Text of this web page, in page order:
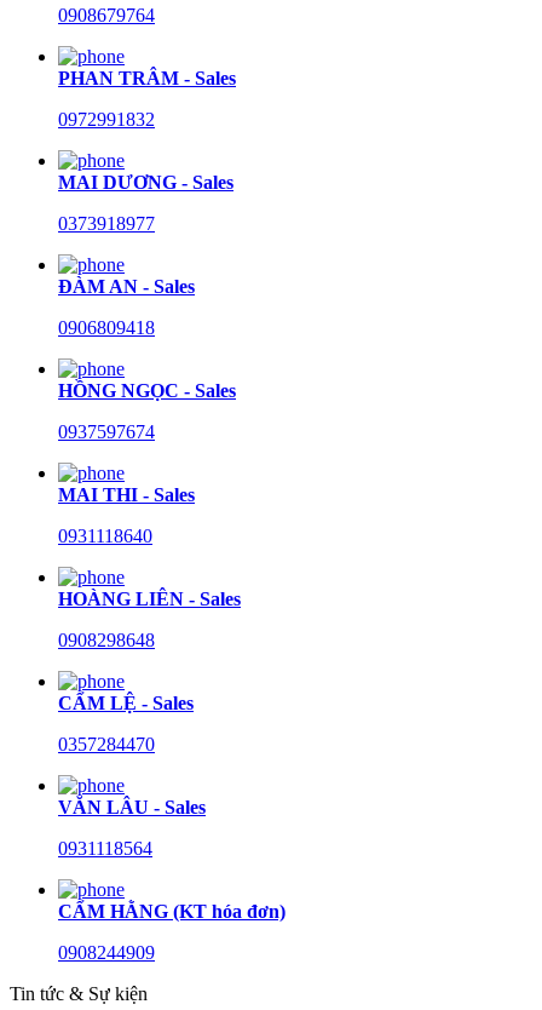
0908679764
PHAN TRÂM - Sales
0972991832
MAI DƯƠNG - Sales
0373918977
ĐÀM AN - Sales
0906809418
HỒNG NGỌC - Sales
0937597674
MAI THI - Sales
0931118640
HOÀNG LIÊN - Sales
0908298648
CẨM LỆ - Sales
0357284470
VĂN LÂU - Sales
0931118564
CẨM HẰNG (KT hóa đơn)
0908244909
Tin tức & Sự kiện